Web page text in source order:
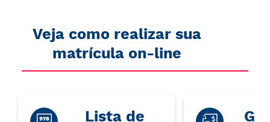
Veja como realizar sua
matrícula on-line
Lista de